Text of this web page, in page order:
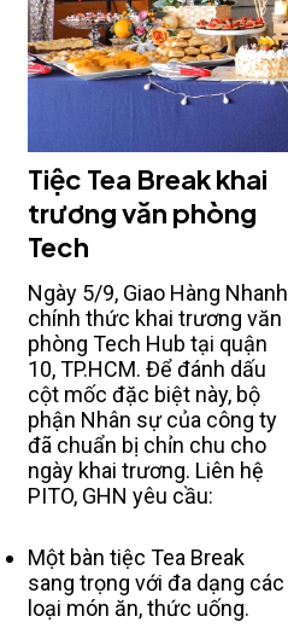
Tiệc Tea Break khai
trương văn phòng
Tech
Ngày 5/9, Giao Hàng Nhanh
chính thức khai trương văn
phòng Tech Hub tại quận
10, TP.HCM. Để đánh dấu
cột mốc đặc biệt này, bộ
phận Nhân sự của công ty
đã chuẩn bị chỉn chu cho
ngày khai trương. Liên hệ
PITO, GHN yêu cầu:
Một bàn tiệc Tea Break
sang trọng với đa dạng các
loại món ăn, thức uống.